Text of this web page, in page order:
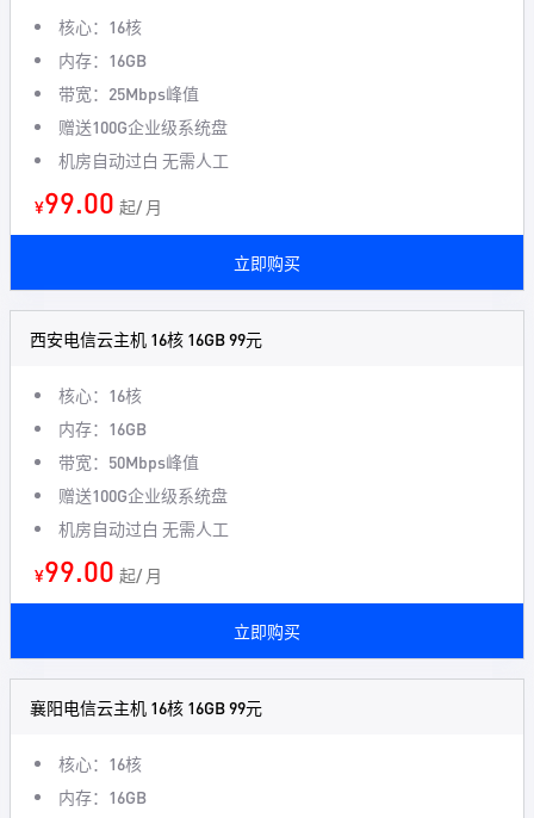
核心：16核
内存：16GB
带宽：25Mbps峰值
赠送100G企业级系统盘
机房自动过白 无需人工
¥99.00 起/ 月
立即购买
西安电信云主机 16核 16GB 99元
核心：16核
内存：16GB
带宽：50Mbps峰值
赠送100G企业级系统盘
机房自动过白 无需人工
¥99.00 起/ 月
立即购买
襄阳电信云主机 16核 16GB 99元
核心：16核
内存：16GB